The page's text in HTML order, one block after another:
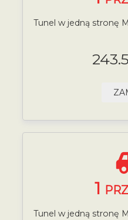
Tunel w jedną stronę
1
Tunel w jedną stronę